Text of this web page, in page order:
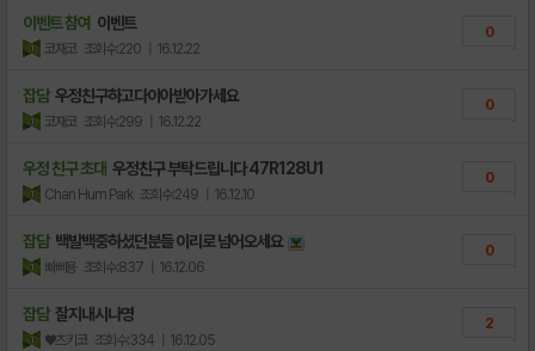
이벤트 참여 이벤트
코재코 조회수:220 | 16.12.22
0
잡담 우정친구하고다이아받아가세요
코재코 조회수:299 | 16.12.22
0
우정 친구 초대 우정친구 부탁드립니다 47R128U1
Chan Hum Park 조회수:249 | 16.12.10
0
잡담 백발백중하셨던분들 이리로 넘어오세요
빠삐용 조회수:837 | 16.12.06
0
잡담 잘지내시나영
♥츠키코 조회수:334 | 16.12.05
2